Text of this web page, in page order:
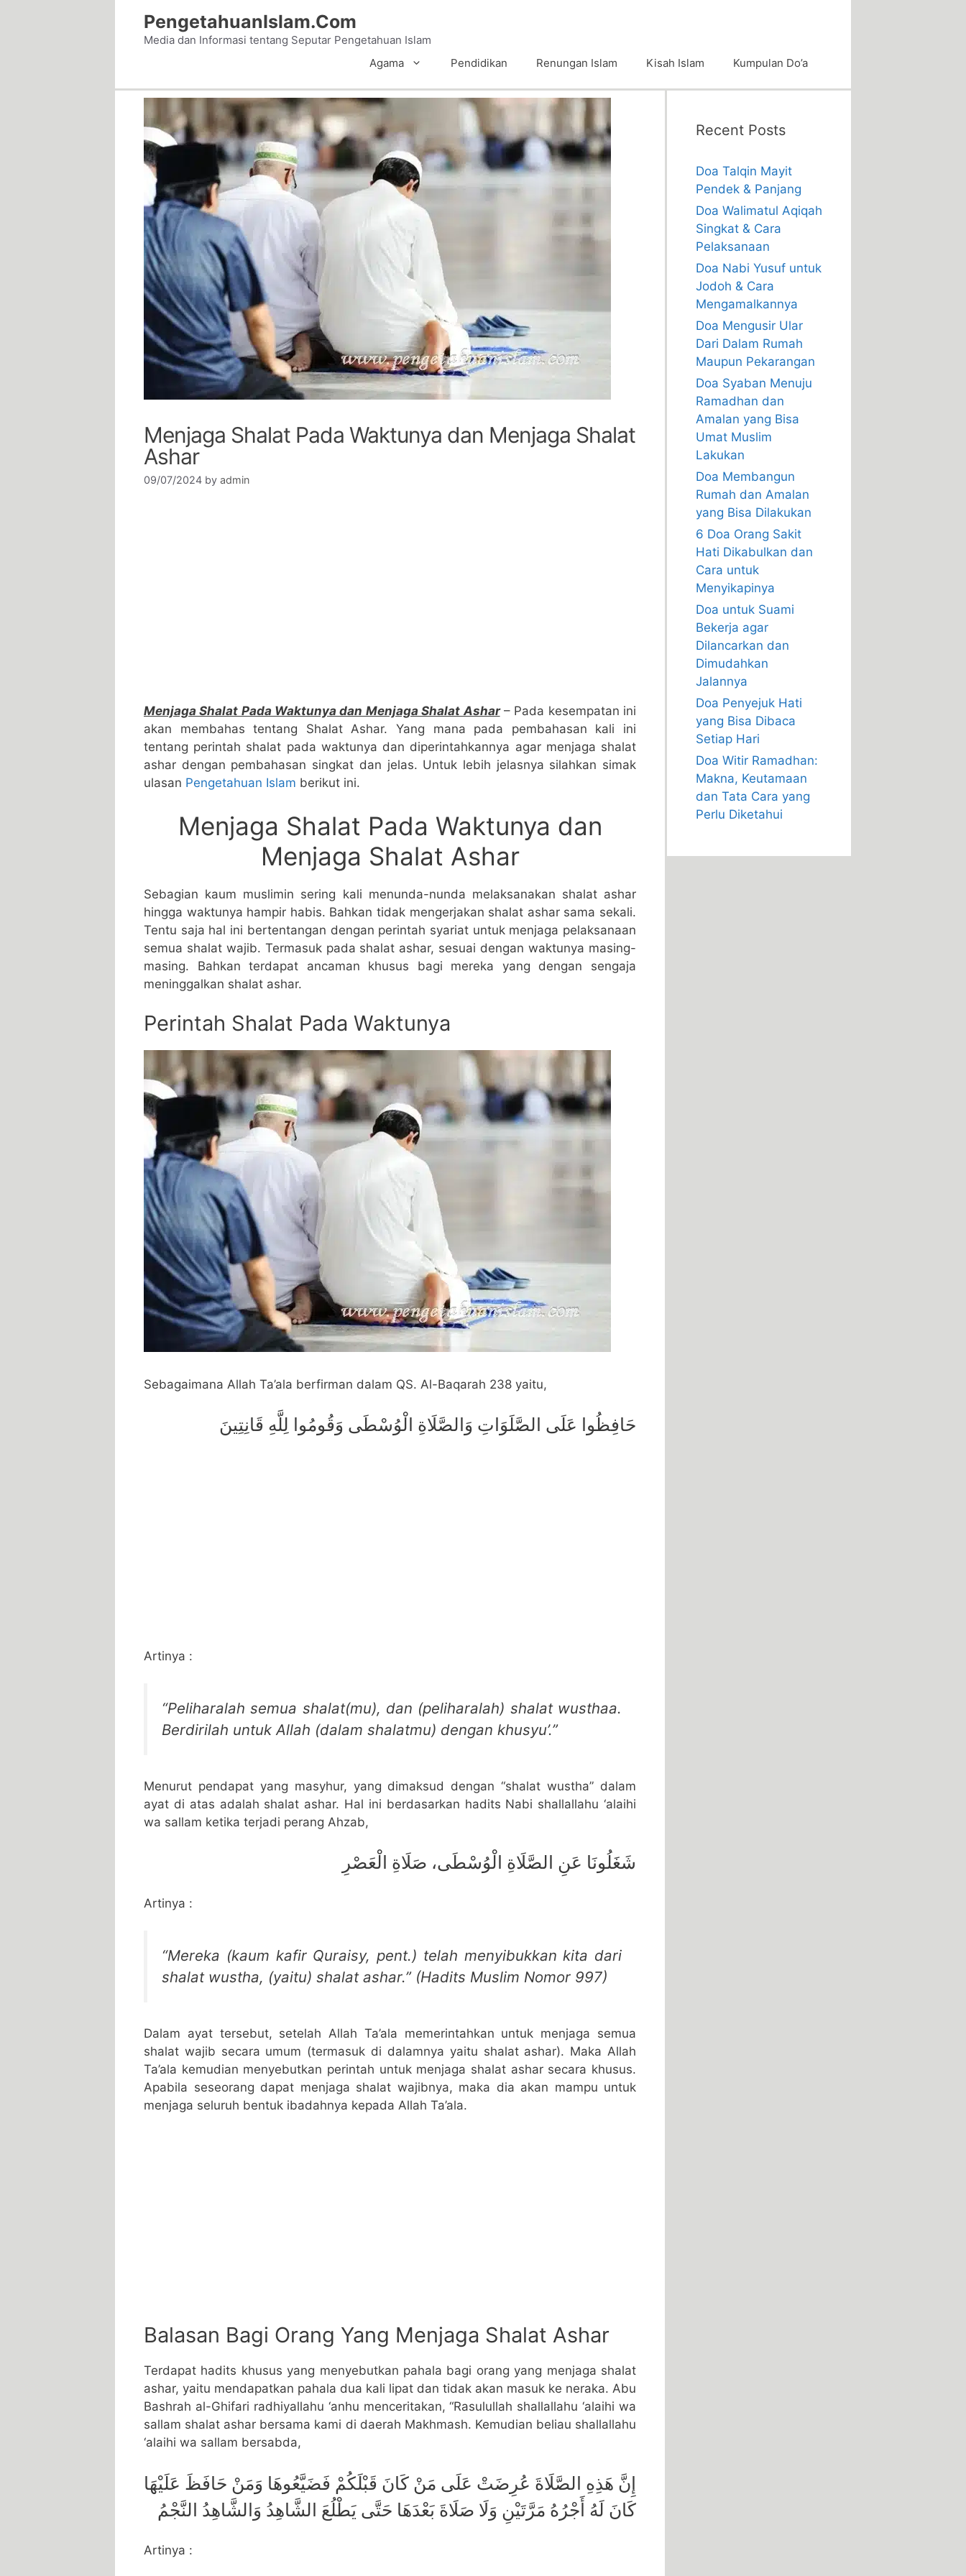
PengetahuanIslam.Com
Media dan Informasi tentang Seputar Pengetahuan Islam
Agama
Pendidikan Renungan Islam Kisah Islam Kumpulan Do’a
Menjaga Shalat Pada Waktunya dan Menjaga Shalat
Ashar
09/07/2024 by admin
Menjaga Shalat Pada Waktunya dan Menjaga Shalat Ashar– Pada kesempatan ini
akan membahas tentang Shalat Ashar. Yang mana pada pembahasan kali ini
tentang perintah shalat pada waktunya dan diperintahkannya agar menjaga shalat
ashar dengan pembahasan singkat dan jelas. Untuk lebih jelasnya silahkan simak
ulasan Pengetahuan Islam berikut ini.
Menjaga Shalat Pada Waktunya dan
Menjaga Shalat Ashar
Sebagian kaum muslimin sering kali menunda-nunda melaksanakan shalat ashar
hingga waktunya hampir habis. Bahkan tidak mengerjakan shalat ashar sama sekali.
Tentu saja hal ini bertentangan dengan perintah syariat untuk menjaga pelaksanaan
semua shalat wajib. Termasuk pada shalat ashar, sesuai dengan waktunya masing-
masing. Bahkan terdapat ancaman khusus bagi mereka yang dengan sengaja
meninggalkan shalat ashar.
Perintah Shalat Pada Waktunya
Sebagaimana Allah Ta’ala berfirman dalam QS. Al-Baqarah 238 yaitu,
حَافِظُوا عَلَى الصَّلَوَاتِ وَالصَّلَاةِ الْوُسْطَى وَقُومُوا لِلَّهِ قَانِتِينَ
Artinya :
“Peliharalah semua shalat(mu), dan (peliharalah) shalat wusthaa.
Berdirilah untuk Allah (dalam shalatmu) dengan khusyu’.”
Menurut pendapat yang masyhur, yang dimaksud dengan “shalat wustha” dalam
ayat di atas adalah shalat ashar. Hal ini berdasarkan hadits Nabi shallallahu ‘alaihi
wa sallam ketika terjadi perang Ahzab,
شَغَلُونَا عَنِ الصَّلَاةِ الْوُسْطَى، صَلَاةِ الْعَصْرِ
Artinya :
“Mereka (kaum kafir Quraisy, pent.) telah menyibukkan kita dari
shalat wustha, (yaitu) shalat ashar.” (Hadits Muslim Nomor 997)
Dalam ayat tersebut, setelah Allah Ta’ala memerintahkan untuk menjaga semua
shalat wajib secara umum (termasuk di dalamnya yaitu shalat ashar). Maka Allah
Ta’ala kemudian menyebutkan perintah untuk menjaga shalat ashar secara khusus.
Apabila seseorang dapat menjaga shalat wajibnya, maka dia akan mampu untuk
menjaga seluruh bentuk ibadahnya kepada Allah Ta’ala.
Balasan Bagi Orang Yang Menjaga Shalat Ashar
Terdapat hadits khusus yang menyebutkan pahala bagi orang yang menjaga shalat
ashar, yaitu mendapatkan pahala dua kali lipat dan tidak akan masuk ke neraka. Abu
Bashrah al-Ghifari radhiyallahu ‘anhu menceritakan, “Rasulullah shallallahu ‘alaihi wa
sallam shalat ashar bersama kami di daerah Makhmash. Kemudian beliau shallallahu
‘alaihi wa sallam bersabda,
إِنَّ هَذِهِ الصَّلَاةَ عُرِضَتْ عَلَى مَنْ كَانَ قَبْلَكُمْ فَضَيَّعُوهَا وَمَنْ حَافَظَ عَلَيْهَا
كَانَ لَهُ أَجْرُهُ مَرَّتَيْنِ وَلَا صَلَاةَ بَعْدَهَا حَتَّى يَطْلُعَ الشَّاهِدُ وَالشَّاهِدُ النَّجْمُ
Artinya :
Recent Posts
Doa Talqin Mayit
Pendek & Panjang
Doa Walimatul Aqiqah
Singkat & Cara
Pelaksanaan
Doa Nabi Yusuf untuk
Jodoh & Cara
Mengamalkannya
Doa Mengusir Ular
Dari Dalam Rumah
Maupun Pekarangan
Doa Syaban Menuju
Ramadhan dan
Amalan yang Bisa
Umat Muslim
Lakukan
Doa Membangun
Rumah dan Amalan
yang Bisa Dilakukan
6 Doa Orang Sakit
Hati Dikabulkan dan
Cara untuk
Menyikapinya
Doa untuk Suami
Bekerja agar
Dilancarkan dan
Dimudahkan
Jalannya
Doa Penyejuk Hati
yang Bisa Dibaca
Setiap Hari
Doa Witir Ramadhan:
Makna, Keutamaan
dan Tata Cara yang
Perlu Diketahui